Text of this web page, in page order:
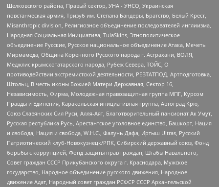
Щелковского района, Правый сектор, УНА - УНСО, Украинская
повстанческая армия, Тризуб им. Степана Бандеры, Братство, Белый Крест,
Misanthropic division, Религиозное объединение последователей инглиизма,
Народная Социальная Инициатива, TulaSkins, Этнополитическое
объединение Русские, Русское национальное объединение Атака, Мечеть
Мирмамеда, Община Коренного Русского народа г. Астрахани, ВОЛЯ,
Меджлис крымскотатарского народа, Рубеж Севера, ТОЙС, О
противодействии экстремистской деятельности, РЕВТАТПОД, Артподготовка,
Штольц, В честь иконы Божией Матери Державная, Сектор 16,
Независимость, Фирма, Молодежная правозащитная группа МПГ, Курсом
Правды и Единения, Каракольская инициативная группа, Автоград Крю,
Союз Славянских Сил Руси, Алля-Аят, Благотворительный пансионат Ак Умут,
Русская республика Русь, Арестантское уголовное единство, Башкорт, Нация
и свобода, Нация и свобода, W.H.С., Фалунь Дафа, Иртыш Ultras, Русский
Патриотический клуб-Новокузнецк/РПК, Сибирский державный союз, Фонд
борьбы с коррупцией, Фонд защиты прав граждан, Штабы Навального,
Совет граждан СССР Прикубанского округа г. Краснодара, Мужское
государство, Народное объединение русского движения, Народное
движение Адат, Народный совет граждан РСФСР СССР Архангельской